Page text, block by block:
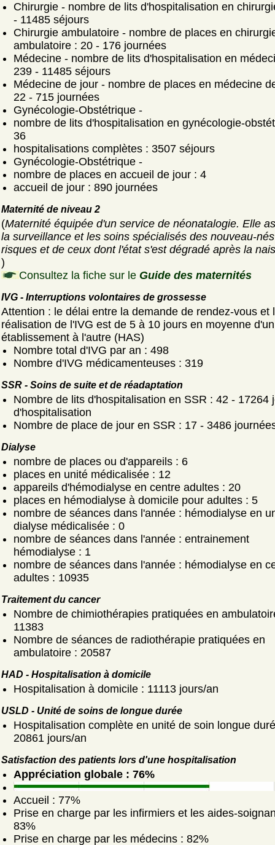
Chirurgie - nombre de lits d'hospitalisation en
- 11485 séjours
Chirurgie ambulatoire - nombre de places en
ambulatoire : 20 - 176 journées
Médecine - nombre de lits d'hospitalisation en
239 - 11485 séjours
Médecine de jour - nombre de places en médecine
22 - 715 journées
Gynécologie-Obstétrique -
nombre de lits d'hospitalisation en gynécologie-
36
hospitalisations complètes : 3507 séjours
Gynécologie-Obstétrique -
nombre de places en accueil de jour : 4
accueil de jour : 890 journées
Maternité de niveau 2
(Maternité équipée d'un service de néonatalogie. Elle
la surveillance et les soins spécialisés des nouveau-
risques et de ceux dont l'état s'est dégradé après la
)
Consultez la fiche sur le Guide des maternités
IVG - Interruptions volontaires de grossesse
Attention : le délai entre la demande de rendez-vous et
réalisation de l'IVG est de 5 à 10 jours en moyenne d'un
établissement à l'autre (HAS)
Nombre total d'IVG par an : 498
Nombre d'IVG médicamenteuses : 319
SSR - Soins de suite et de réadaptation
Nombre de lits d'hospitalisation en SSR : 42 - 17264
d'hospitalisation
Nombre de place de jour en SSR : 17 - 3486
Dialyse
nombre de places ou d'appareils : 6
places en unité médicalisée : 12
appareils d'hémodialyse en centre adultes : 20
places en hémodialyse à domicile pour adultes : 5
nombre de séances dans l'année : hémodialyse en
dialyse médicalisée : 0
nombre de séances dans l'année : entrainement
hémodialyse : 1
nombre de séances dans l'année : hémodialyse en
adultes : 10935
Traitement du cancer
Nombre de chimiothérapies pratiquées en
11383
Nombre de séances de radiothérapie pratiquées en
ambulatoire : 20587
HAD - Hospitalisation à domicile
Hospitalisation à domicile : 11113 jours/an
USLD - Unité de soins de longue durée
Hospitalisation complète en unité de soin longue
20861 jours/an
Satisfaction des patients lors d'une hospitalisation
Appréciation globale : 76%
Accueil : 77%
Prise en charge par les infirmiers et les aides-
83%
Prise en charge par les médecins : 82%